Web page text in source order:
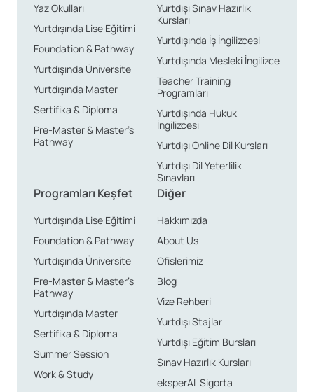
Yaz Okulları
Yurtdışında Lise Eğitimi
Foundation & Pathway
Yurtdışında Üniversite
Yurtdışında Master
Sertifika & Diploma
Pre-Master & Master’s
Pathway
Yurtdışı Sınav Hazırlık
Kursları
Yurtdışında İş İngilizcesi
Yurtdışında Mesleki İngilizce
Teacher Training
Programları
Yurtdışında Hukuk
İngilizcesi
Yurtdışı Online Dil Kursları
Yurtdışı Dil Yeterlilik
Sınavları
Programları Keşfet
Yurtdışında Lise Eğitimi
Foundation & Pathway
Yurtdışında Üniversite
Pre-Master & Master’s
Pathway
Yurtdışında Master
Sertifika & Diploma
Summer Session
Work & Study
Diğer
Hakkımızda
About Us
Ofislerimiz
Blog
Vize Rehberi
Yurtdışı Stajlar
Yurtdışı Eğitim Bursları
Sınav Hazırlık Kursları
eksperAL Sigorta